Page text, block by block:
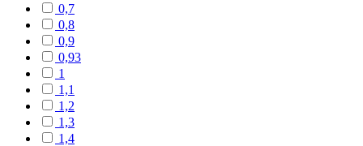
0,7
0,8
0,9
0,93
1
1,1
1,2
1,3
1,4